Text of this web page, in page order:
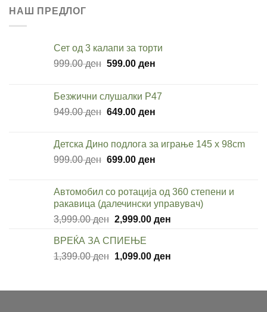
НАШ ПРЕДЛОГ
Сет од 3 калапи за торти
999.00ден Original
999.00 ден.
599.00 денCurrent
599.00 ден.
Безжични слушалки P47
949.00ден Original
949.00 ден.
649.00 денCurrent
649.00 ден.
Детска Дино подлога за играње 145 x 98cm
999.00ден Original
999.00 ден.
699.00 денCurrent
699.00 ден.
Автомобил со ротација од 360 степени и
ракавица (далечински управувач)
3,999.00ден Original
was:
3,999.00 ден.
2,999.00 денCurrent
2,999.00 ден.
ВРЕЌА ЗА СПИЕЊЕ
1,399.00ден Original
1,399.00 ден.
1,099.00 денCurrent
1,099.00 ден.